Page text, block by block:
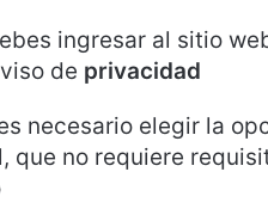
ingresar al sitio
de privacidad
necesario elegir la
que no requiere